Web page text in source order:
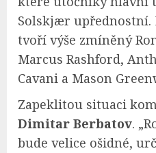
Solskjær upřednostní.
tvoří výše zmíněný
Marcus Rashford,
Cavani a Mason
Zapeklitou situaci
Dimitar Berbatov.
bude velice ošidné,